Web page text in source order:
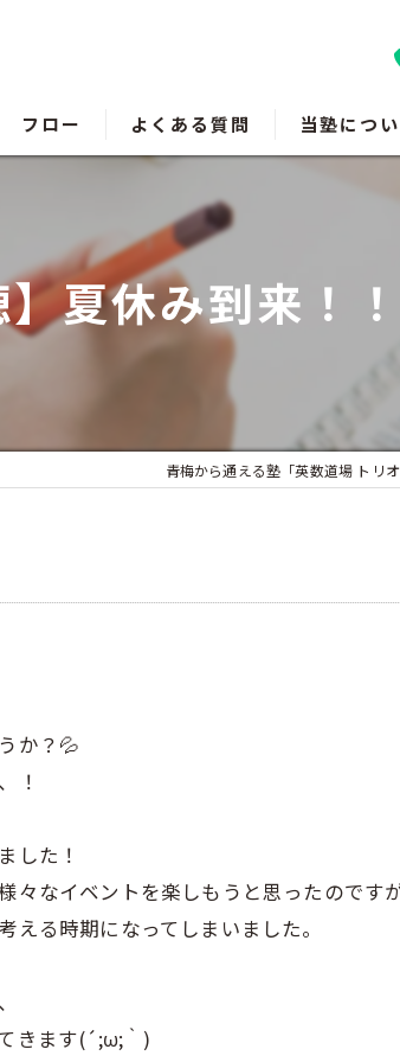
フロー よくある質問 当塾につ
福生の塾
受験対策
夏休み到来！
青梅から通える塾「英数道場 トリ
か？💦
！
した！
々なイベントを楽しもうと思ったのです
る時期になってしまいました。
きます(´;ω;｀)